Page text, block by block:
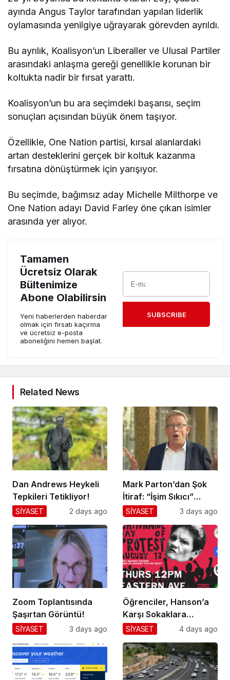
ayında Angus Taylor tarafından yapılan liderlik
oylamasında yenilgiye uğrayarak görevden ayrıldı.
Bu ayrılık, Koalisyon’un Liberaller ve Ulusal Partiler
arasındaki anlaşma gereği genellikle korunan bir
koltukta nadir bir fırsat yarattı.
Koalisyon’un bu ara seçimdeki başarısı, seçim
sonuçları açısından büyük önem taşıyor.
Özellikle, One Nation partisi, kırsal alanlardaki
artan desteklerini gerçek bir koltuk kazanma
fırsatına dönüştürmek için yarışıyor.
Bu seçimde, bağımsız aday Michelle Milthorpe ve
One Nation adayı David Farley öne çıkan isimler
arasında yer alıyor.
Tamamen
Ücretsiz Olarak
Bültenimize
Abone Olabilirsin
Yeni haberlerden haberdar
olmak için fırsatı kaçırma
ve ücretsiz e-posta
aboneliğini hemen başlat.
SUBSCRIBE
Related News
Dan Andrews Heykeli
Tepkileri Tetikliyor!
SİYASET 2 days ago
Mark Parton’dan Şok
İtiraf: “İşim Sıkıcı”
Mesajı!
SİYASET 3 days ago
Zoom Toplantısında
Şaşırtan Görüntü!
SİYASET 3 days ago
Öğrenciler, Hanson’a
Karşı Sokaklara
Dökülüyor!
SİYASET 4 days ago